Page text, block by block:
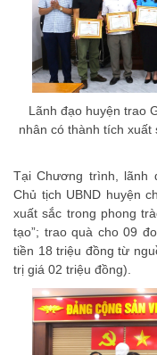
Lãnh đạo huyện trao
nhân có thành tích
Tại Chương trình, lãnh
Chủ tịch UBND huyện
xuất sắc trong phong
tạo”; trao quà cho 09
tiền 18 triệu đồng từ
trị giá 02 triệu đồng).